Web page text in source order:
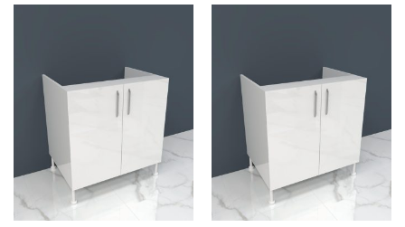
₺6.010,00